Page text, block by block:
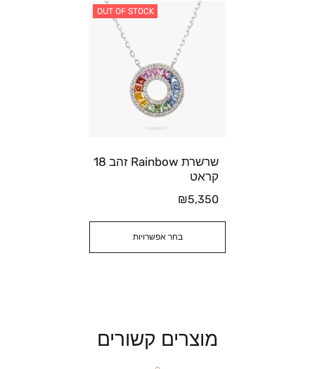
OUT OF STOCK
בחר אפשרויות
שרשרת Rainbow זהב 18
קראט
₪5,350
מוצרים קשורים